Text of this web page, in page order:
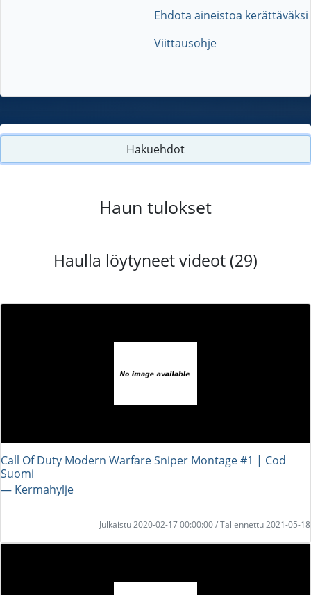
Ehdota aineistoa kerättäväksi
Viittausohje
Hakuehdot
Haun tulokset
Haulla löytyneet videot (29)
Call Of Duty Modern Warfare Sniper Montage #1 | Cod
Suomi
― Kermahylje
Julkaistu 2020-02-17 00:00:00 / Tallennettu 2021-05-18